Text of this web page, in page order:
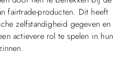
fairtrade-producten. Dit heeft
zelfstandigheid gegeven en
actievere rol te spelen in hun